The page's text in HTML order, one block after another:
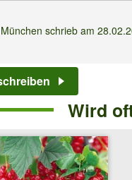
schrieb am
Wasser- und
München schrieb am
Wird